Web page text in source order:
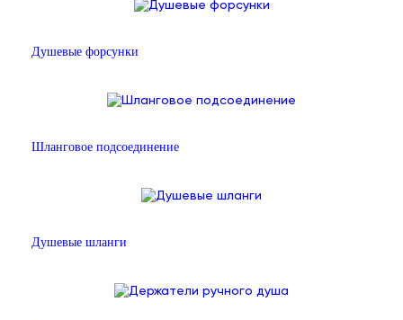
Душевые форсунки
Шланговое подсоединение
Душевые шланги